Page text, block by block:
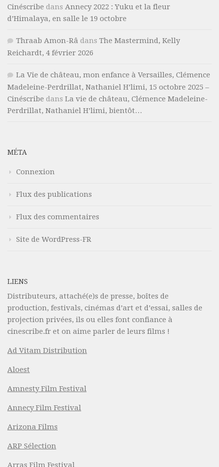
Cinéscribe dans Annecy 2022 : Yuku et la fleur
d’Himalaya, en salle le 19 octobre
Thraab Amon-Râ dans The Mastermind, Kelly
Reichardt, 4 février 2026
La Vie de château, mon enfance à Versailles, Clémence
Madeleine-Perdrillat, Nathaniel H’limi, 15 octobre 2025 –
Cinéscribe dans La vie de château, Clémence Madeleine-
Perdrillat, Nathaniel H’limi, bientôt…
MÉTA
Connexion
Flux des publications
Flux des commentaires
Site de WordPress-FR
LIENS
Distributeurs, attaché(e)s de presse, boîtes de
production, festivals, cinémas d’art et d’essai, salles de
projection privées, ils ou elles font confiance à
cinescribe.fr et on aime parler de leurs films !
Ad Vitam Distribution
Aloest
Amnesty Film Festival
Annecy Film Festival
Arizona Films
ARP Sélection
Arras Film Festival